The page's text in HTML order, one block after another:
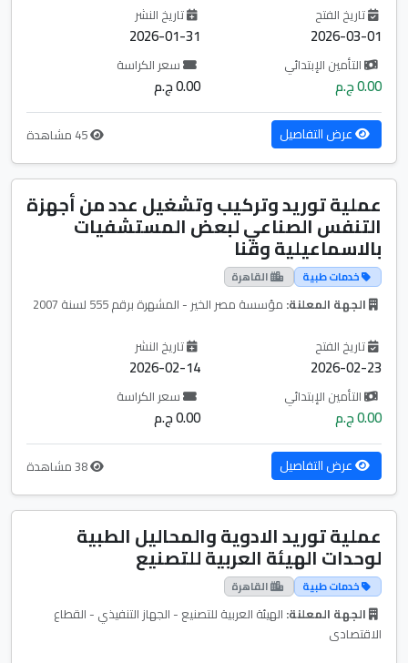
تاريخ الفتح
2026-03-01
تاريخ النشر
2026-01-31
التأمين الإبتدائي
0.00 ج.م
سعر الكراسة
0.00 ج.م
عرض التفاصيل
عملية توريد وتركيب وتشغيل عدد من أجهزة
التنفس الصناعي لبعض المستشفيات
بالاسماعيلية وقنا
خدمات طبية القاهرة
الجهة المعلنة: مؤسسة مصر الخير - المشهرة برقم 555 لسنة 2007
تاريخ الفتح
2026-02-23
تاريخ النشر
2026-02-14
التأمين الإبتدائي
0.00 ج.م
سعر الكراسة
0.00 ج.م
عرض التفاصيل
عملية توريد الادوية والمحاليل الطبية
لوحدات الهيئة العربية للتصنيع
خدمات طبية القاهرة
الجهة المعلنة: الهيئة العربية للتصنيع - الجهاز التنفيذي - القطاع
الاقتصادى